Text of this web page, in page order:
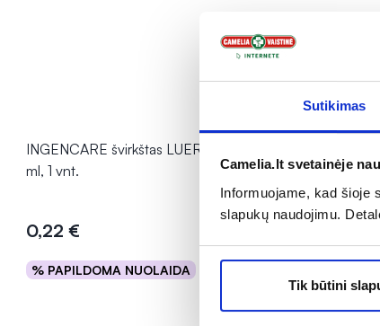
Sutikimas
Camelia.lt svetainėje
Informuojame, kad šioje
slapukų naudojimu.
Tik būtini
INGENCARE švirkštas LUER LOCK, 10
ml, 1 vnt.
0,22 €
% PAPILDOMA NUOLAIDA
Į krepšelį
ml, 1 vnt.